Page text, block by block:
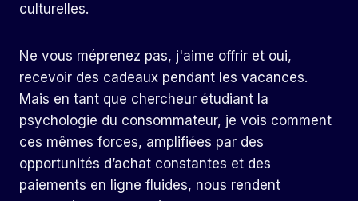
culturelles.
Ne vous méprenez pas, j'aime offrir et oui,
recevoir des cadeaux pendant les vacances.
Mais en tant que chercheur étudiant la
psychologie du consommateur, je vois comment
ces mêmes forces, amplifiées par des
opportunités d’achat constantes et des
paiements en ligne fluides, nous rendent